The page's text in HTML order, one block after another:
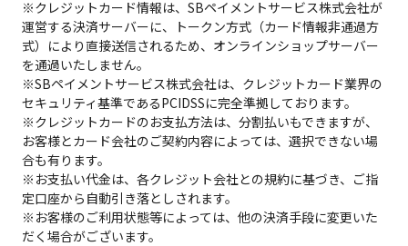
※クレジットカード情報は、SBペイメントサービス株式会社が
運営する決済サーバーに、トークン方式（カード情報非通過方
式）により直接送信されるため、オンラインショップサーバー
を通過いたしません。
※SBペイメントサービス株式会社は、クレジットカード業界の
セキュリティ基準であるPCIDSSに完全準拠しております。
※クレジットカードのお支払方法は、分割払いもできますが、
お客様とカード会社のご契約内容によっては、選択できない場
合も有ります。
※お支払い代金は、各クレジット会社との規約に基づき、ご指
定口座から自動引き落としされます。
※お客様のご利用状態等によっては、他の決済手段に変更いた
だく場合がございます。